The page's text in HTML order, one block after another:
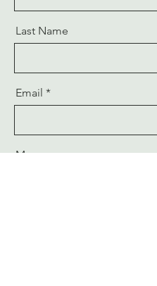
Last Name
Email
Message